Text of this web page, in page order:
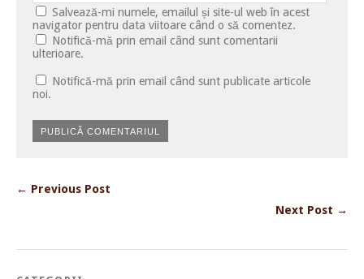
Salvează-mi numele, emailul și site-ul web în acest
navigator pentru data viitoare când o să comentez.
Notifică-mă prin email când sunt comentarii
ulterioare.
Notifică-mă prin email când sunt publicate articole
noi.
← Previous Post
Next Post →